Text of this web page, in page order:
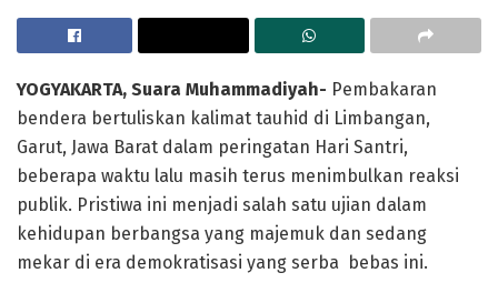
YOGYAKARTA, Suara Muhammadiyah- Pembakaran
bendera bertuliskan kalimat tauhid di Limbangan,
Garut, Jawa Barat dalam peringatan Hari Santri,
beberapa waktu lalu masih terus menimbulkan reaksi
publik. Pristiwa ini menjadi salah satu ujian dalam
kehidupan berbangsa yang majemuk dan sedang
mekar di era demokratisasi yang serba bebas ini.